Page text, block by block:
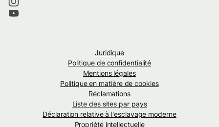
Juridique
Politique de confidentialité
Mentions légales
Politique en matière de cookies
Réclamations
Liste des sites par pays
Déclaration relative à l'esclavage moderne
Propriété intellectuelle